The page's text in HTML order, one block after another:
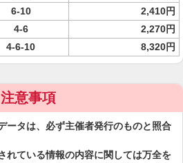
6-10
2,410円
4-6
2,270円
4-6-10 8,320円
注意事項
ータは、必ず主催者発行のものと照合
れている情報の内容に関しては万全を